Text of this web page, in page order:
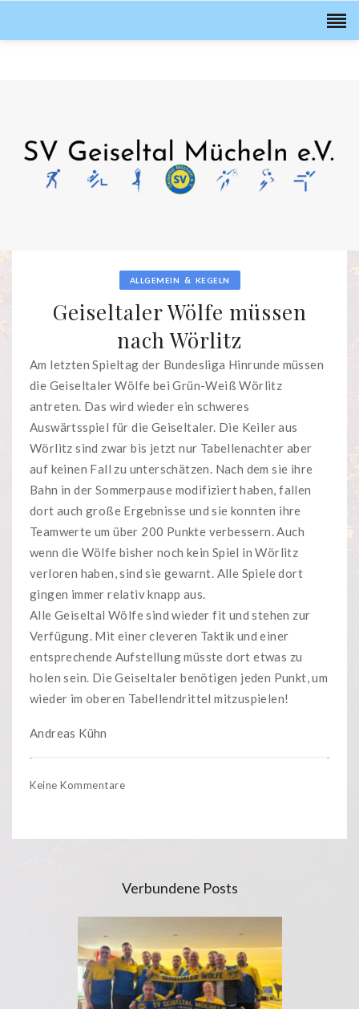
ALLGEMEIN & KEGELN
Geiseltaler Wölfe müssen
nach Wörlitz
Am letzten Spieltag der Bundesliga Hinrunde müssen
die Geiseltaler Wölfe bei Grün-Weiß Wörlitz
antreten. Das wird wieder ein schweres
Auswärtsspiel für die Geiseltaler. Die Keiler aus
Wörlitz sind zwar bis jetzt nur Tabellenachter aber
auf keinen Fall zu unterschätzen. Nach dem sie ihre
Bahn in der Sommerpause modifiziert haben, fallen
dort auch große Ergebnisse und sie konnten ihre
Teamwerte um über 200 Punkte verbessern. Auch
wenn die Wölfe bisher noch kein Spiel in Wörlitz
verloren haben, sind sie gewarnt. Alle Spiele dort
gingen immer relativ knapp aus.
Alle Geiseltal Wölfe sind wieder fit und stehen zur
Verfügung. Mit einer cleveren Taktik und einer
entsprechende Aufstellung müsste dort etwas zu
holen sein. Die Geiseltaler benötigen jeden Punkt, um
wieder im oberen Tabellendrittel mitzuspielen!
Andreas Kühn
Keine Kommentare
Verbundene Posts